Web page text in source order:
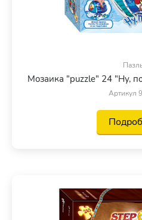
Мозаика "puzzle" 24 "Ну,
Артикул